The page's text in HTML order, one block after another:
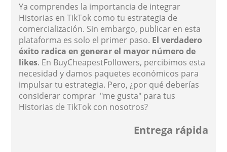
Ya comprendes la importancia de integrar
Historias en TikTok como tu estrategia de
comercialización. Sin embargo, publicar en esta
plataforma es solo el primer paso. El verdadero
éxito radica en generar el mayor número de
likes. En BuyCheapestFollowers, percibimos esta
necesidad y damos paquetes económicos para
impulsar tu estrategia. Pero, ¿por qué deberías
considerar comprar "me gusta" para tus
Historias de TikTok con nosotros?
Entrega rápida